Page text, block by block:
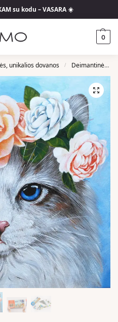
su kodu – VASARA ☀️
0
unikalios dovanos / Deimantinės Mozaikos